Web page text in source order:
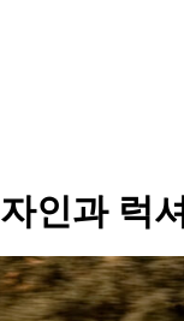
인과 럭